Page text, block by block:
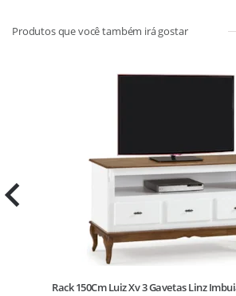
Rack 150Cm Luiz Xv 3 Gavetas Linz